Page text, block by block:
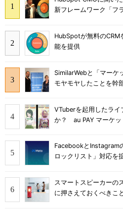
新フレームワーク「フ
HubSpotが無料のCRM
能を提供
SimilarWebと「マーケ
モヤモヤしたことを幹
VTuberを起用したラ
か？ au PAY マーケッ
Facebookと
ロックリスト」対応を
スマートスピーカーの
に押さえておくべきこと